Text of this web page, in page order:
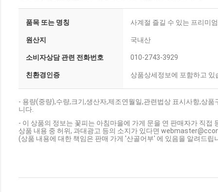
품목 또는 명칭 사계절 즐길 수 있는 프리미
원산지 국내산
소비자상담 관련 전화번호 010-2743-3929
친환경인증 상품상세정보에 포함하고 있
- 용량(중량),수량,크기,생산자,제조연월일,관련법상 표시사항,상
니다.
- 이 상품의 정보는 꽃피는 아침마을에 가게 문을 연 판매자가 직접
상품 내용 중 허위, 과대광고 등의 소지가 있다면
(상품 내용에 대한 책임은 판매 가게 '산골어부' 에 있음을 알려드립